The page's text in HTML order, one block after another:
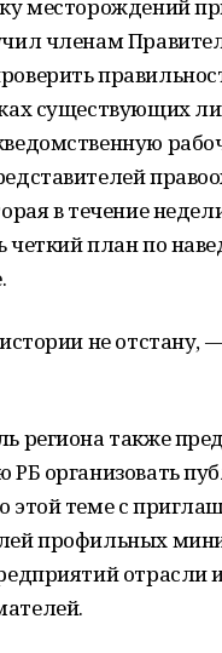
месторождений
членам
существующих
в течение
четкий план по
не отстану,
региона также
РБ организовать
этой теме с
профильных
отрасли